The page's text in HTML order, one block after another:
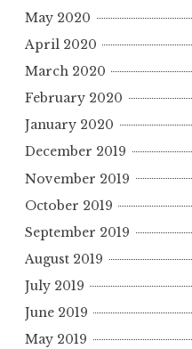
May 2020
April 2020
March 2020
February 2020
January 2020
December 2019
November 2019
October 2019
September 2019
August 2019
July 2019
June 2019
May 2019